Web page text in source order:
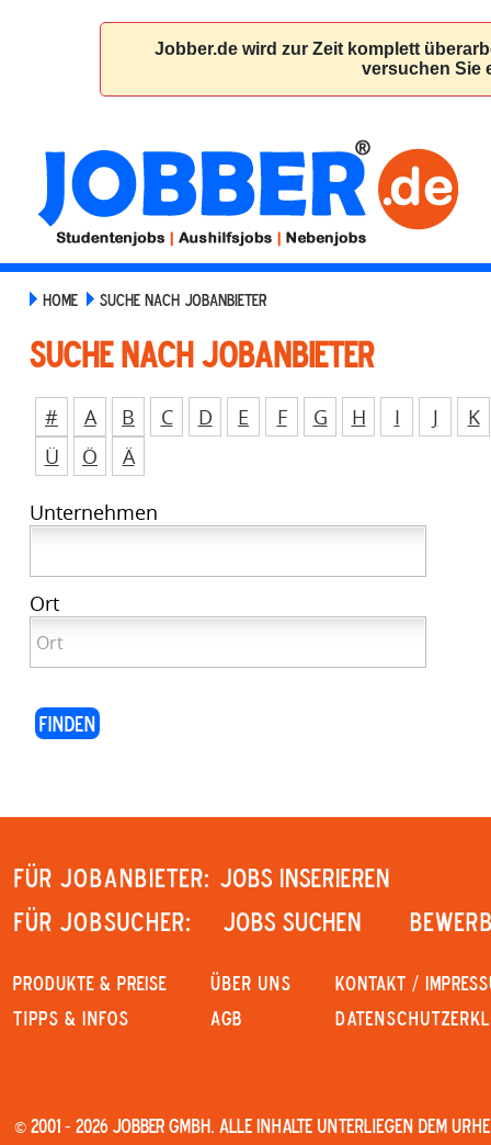
HOME SUCHE NACH JOBANBIETER
Suche nach Jobanbieter
# A B C D E F G H I J
K
Ü
Ö Ä
Unternehmen
Ort
Für Jobanbieter: JOBS INSERIEREN
Für Jobsucher:
JOBS SUCHEN
PRODUKTE & PREISE
Tipps & Infos
Über uns
AGB
KONTAKT /
© 2001 - 2026 JOBBER GmbH. Alle Inhalte unterliegen dem